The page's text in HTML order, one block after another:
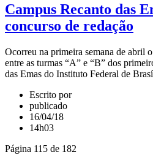
Campus Recanto das
concurso de redação
Ocorreu na primeira semana de abril
entre as turmas “A” e “B” dos
das Emas do Instituto Federal de
Escrito por
publicado
16/04/18
14h03
Página 115 de 182